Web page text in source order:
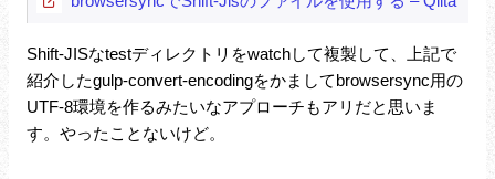
Shift-JISなtestディレクトリをwatchして複製して、上記で
紹介したgulp-convert-encodingをかましてbrowsersync用の
UTF-8環境を作るみたいなアプローチもアリだと思いま
す。やったことないけど。